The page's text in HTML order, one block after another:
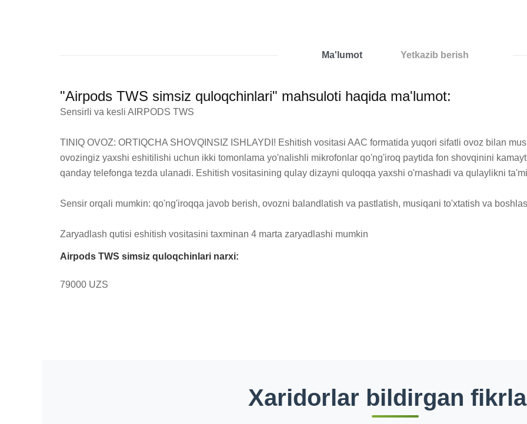
Ma'lumot Yetkazib berish
"Airpods TWS simsiz quloqchinlari" mahsuloti haqida ma'lumot:
Sensirli va kesli AIRPODS TWS
TINIQ OVOZ: ORTIQCHA SHOVQINSIZ ISHLAYDI! Eshitish vositasi AAC formatida yuqori sifatli ovoz bilan
ovozingiz yaxshi eshitilishi uchun ikki tomonlama yo'nalishli mikrofonlar qo'ng'iroq paytida fon shovqinini
qanday telefonga tezda ulanadi. Eshitish vositasining qulay dizayni quloqqa yaxshi o'rnashadi va qulaylikni
Sensir orqali mumkin: qo'ng'iroqqa javob berish, ovozni balandlatish va pastlatish, musiqani to'xtatish va
Airpods TWS simsiz quloqchinlari narxi:
79000 UZS
Xaridorlar bildirgan